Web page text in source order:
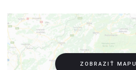
ZOBRAZIŤ MAPU